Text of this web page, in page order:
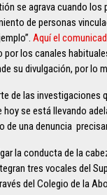
se agrava cuando
de personas
Aquí el
los canales
su divulgación, por lo
de las
se está llevando
de una denuncia
la conducta de la
tres vocales del
del Colegio de la